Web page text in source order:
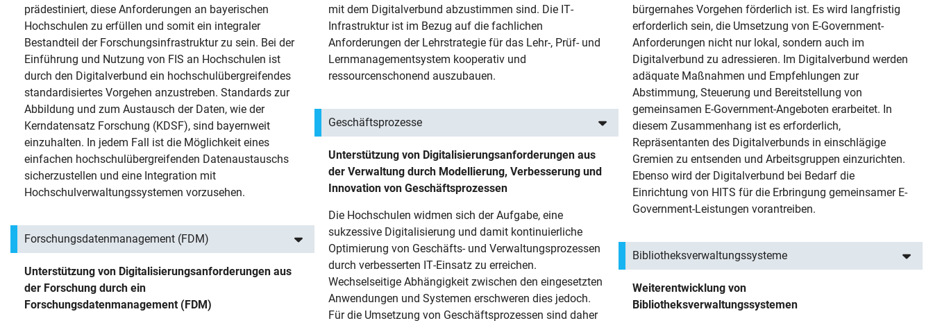
prädestiniert, diese Anforderungen an bayerischen
Hochschulen zu erfüllen und somit ein integraler
Bestandteil der Forschungsinfrastruktur zu sein. Bei der
Einführung und Nutzung von FIS an Hochschulen ist
durch den Digitalverbund ein hochschulübergreifendes
standardisiertes Vorgehen anzustreben. Standards zur
Abbildung und zum Austausch der Daten, wie der
Kerndatensatz Forschung (KDSF), sind bayernweit
einzuhalten. In jedem Fall ist die Möglichkeit eines
einfachen hochschulübergreifenden Datenaustauschs
sicherzustellen und eine Integration mit
Hochschulverwaltungssystemen vorzusehen.
Forschungsdatenmanagement (FDM)
Unterstützung von Digitalisierungsanforderungen aus
der Forschung durch ein
Forschungsdatenmanagement (FDM)
mit dem Digitalverbund abzustimmen sind. Die IT-
Infrastruktur ist im Bezug auf die fachlichen
Anforderungen der Lehrstrategie für das Lehr-, Prüf- und
Lernmanagementsystem kooperativ und
ressourcenschonend auszubauen.
Geschäftsprozesse
Unterstützung von Digitalisierungsanforderungen aus
der Verwaltung durch Modellierung, Verbesserung und
Innovation von Geschäftsprozessen
Die Hochschulen widmen sich der Aufgabe, eine
sukzessive Digitalisierung und damit kontinuierliche
Optimierung von Geschäfts- und Verwaltungsprozessen
durch verbesserten IT-Einsatz zu erreichen.
Wechselseitige Abhängigkeit zwischen den eingesetzten
Anwendungen und Systemen erschweren dies jedoch.
Für die Umsetzung von Geschäftsprozessen sind daher
bürgernahes Vorgehen förderlich ist. Es wird langfristig
erforderlich sein, die Umsetzung von E-Government-
Anforderungen nicht nur lokal, sondern auch im
Digitalverbund zu adressieren. Im Digitalverbund werden
adäquate Maßnahmen und Empfehlungen zur
Abstimmung, Steuerung und Bereitstellung von
gemeinsamen E-Government-Angeboten erarbeitet. In
diesem Zusammenhang ist es erforderlich,
Repräsentanten des Digitalverbunds in einschlägige
Gremien zu entsenden und Arbeitsgruppen einzurichten.
Ebenso wird der Digitalverbund bei Bedarf die
Einrichtung von HITS für die Erbringung gemeinsamer E-
Government-Leistungen vorantreiben.
Bibliotheksverwaltungssysteme
Weiterentwicklung von
Bibliotheksverwaltungssystemen